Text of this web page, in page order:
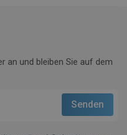
an und bleiben Sie auf dem